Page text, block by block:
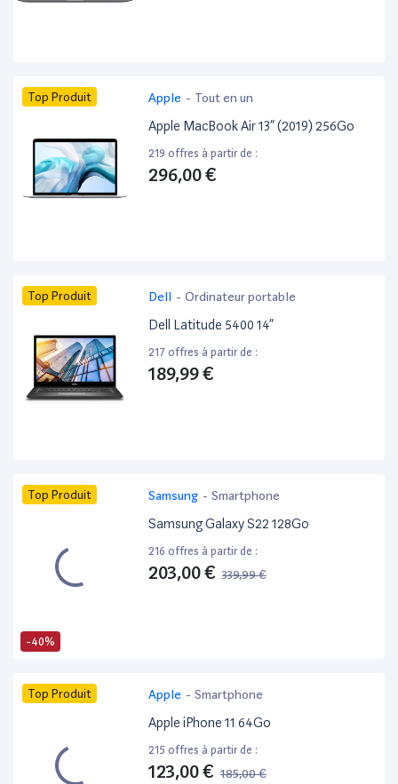
Top Produit Apple - Tout en un
Apple MacBook Air 13” (2019) 256Go
219 offres à partir de :
296,00 €
Top Produit Dell - Ordinateur portable
Dell Latitude 5400 14”
217 offres à partir de :
189,99 €
-40%
Top Produit Samsung - Smartphone
Samsung Galaxy S22 128Go
216 offres à partir de :
203,00 € 339,99 €
Top Produit Apple - Smartphone
Apple iPhone 11 64Go
215 offres à partir de :
123,00 € 185,00 €